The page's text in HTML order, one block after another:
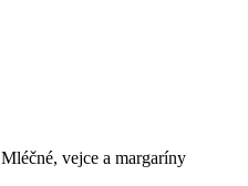
Mléčné, vejce a margaríny